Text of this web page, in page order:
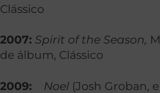
Clássico
2007: Spirit of the Season,
de álbum, Clássico
2009: Noel (Josh Groban,